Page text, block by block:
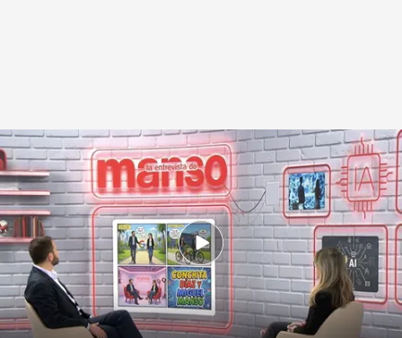
Conchita Díaz, jefa de formación de IA en Google conversa con Miguel
Manso en Cuatro.Realización: Gabriel Pérez Iglesias
Miguel Manso
04 DIC 2025 - 17:11h.
Confiesa que la IA le ha salvado la vida porque
monitoriza una cardiopatía congénita que le
produce desmayos